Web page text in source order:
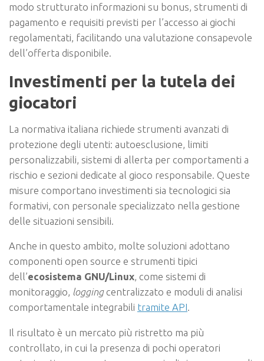
modo strutturato informazioni su bonus, strumenti di
pagamento e requisiti previsti per l’accesso ai giochi
regolamentati, facilitando una valutazione consapevole
dell’offerta disponibile.
Investimenti per la tutela dei
giocatori
La normativa italiana richiede strumenti avanzati di
protezione degli utenti: autoesclusione, limiti
personalizzabili, sistemi di allerta per comportamenti a
rischio e sezioni dedicate al gioco responsabile. Queste
misure comportano investimenti sia tecnologici sia
formativi, con personale specializzato nella gestione
delle situazioni sensibili.
Anche in questo ambito, molte soluzioni adottano
componenti open source e strumenti tipici
dell’ecosistema GNU/Linux, come sistemi di
monitoraggio, loggingcentralizzato e moduli di analisi
comportamentale integrabili tramite API.
Il risultato è un mercato più ristretto ma più
controllato, in cui la presenza di pochi operatori